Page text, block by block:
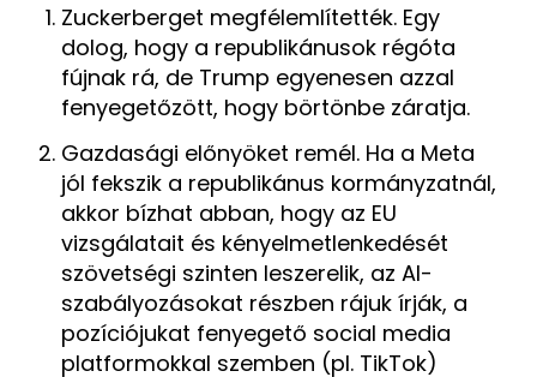
Zuckerberget megfélemlítették. Egy
dolog, hogy a republikánusok régóta
fújnak rá, de Trump egyenesen azzal
fenyegetőzött, hogy börtönbe záratja.
Gazdasági előnyöket remél. Ha a Meta
jól fekszik a republikánus kormányzatnál,
akkor bízhat abban, hogy az EU
vizsgálatait és kényelmetlenkedését
szövetségi szinten leszerelik, az AI-
szabályozásokat részben rájuk írják, a
pozíciójukat fenyegető social media
platformokkal szemben (pl. TikTok)